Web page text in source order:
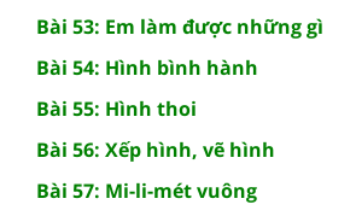
Bài 53: Em làm được những gì
Bài 54: Hình bình hành
Bài 55: Hình thoi
Bài 56: Xếp hình, vẽ hình
Bài 57: Mi-li-mét vuông